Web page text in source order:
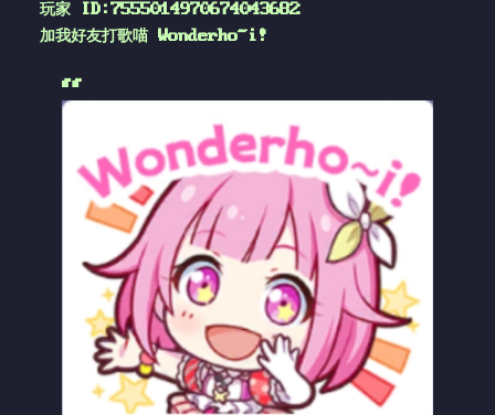
玩家 ID:7555014970674043682
加我好友打歌喵 Wonderho~i!